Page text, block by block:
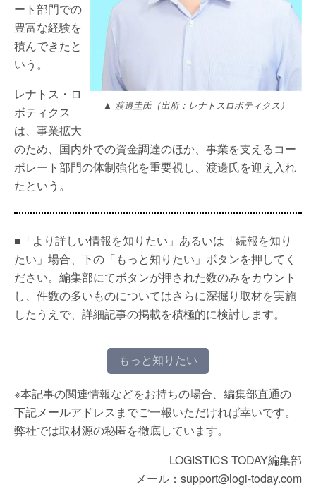
▲ 渡邊圭氏（出所：レナトスロボティクス）
ート部門での
豊富な経験を
積んできたと
いう。
レナトス・ロ
ボティクス
は、事業拡大
のため、国内外での資金調達のほか、事業を支えるコー
ポレート部門の体制強化を重要視し、渡邊氏を迎え入れ
たという。
■「より詳しい情報を知りたい」あるいは「続報を知り
たい」場合、下の「もっと知りたい」ボタンを押してく
ださい。編集部にてボタンが押された数のみをカウント
し、件数の多いものについてはさらに深掘り取材を実施
したうえで、詳細記事の掲載を積極的に検討します。
もっと知りたい
※本記事の関連情報などをお持ちの場合、編集部直通の
下記メールアドレスまでご一報いただければ幸いです。
弊社では取材源の秘匿を徹底しています。
LOGISTICS TODAY編集部
メール：support@logi-today.com